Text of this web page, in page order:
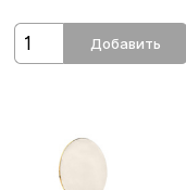
Добавить